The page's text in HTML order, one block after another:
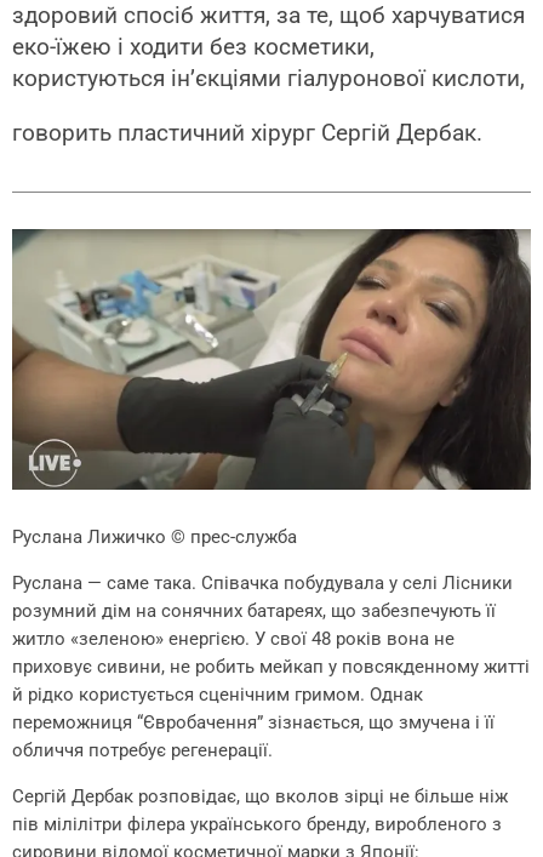
здоровий спосіб життя, за те, щоб харчуватися
еко-їжею і ходити без косметики,
користуються ін’єкціями гіалуронової кислоти,
говорить пластичний хірург Сергій Дербак.
Руслана Лижичко © прес-служба
Руслана — саме така. Співачка побудувала у селі Лісники
розумний дім на сонячних батареях, що забезпечують її
житло «зеленою» енергією. У свої 48 років вона не
приховує сивини, не робить мейкап у повсякденному житті
й рідко користується сценічним гримом. Однак
переможниця “Євробачення” зізнається, що змучена і її
обличчя потребує регенерації.
Сергій Дербак розповідає, що вколов зірці не більше ніж
пів мілілітри філера українського бренду, виробленого з
сировини відомої косметичної марки з Японії: